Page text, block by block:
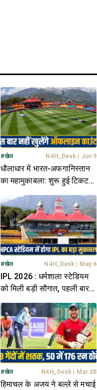
#खेल N4H_Desk Jun 9
धौलाधार में भारत-अफगानिस्तान
का महामुकाबला: शुरू हुई टिकट
बिक्री; 2000 वाली सीट के लिए
मारामारी
#खेल N4H_Desk May 6
IPL 2026 : धर्मशाला स्टेडियम
को मिली बड़ी सौगात, पहली बार
होगा प्लेऑफ का महामुकाबला
#खेल N4H_Desk Mar 28
हिमाचल के अजय ने बल्ले से मचाई